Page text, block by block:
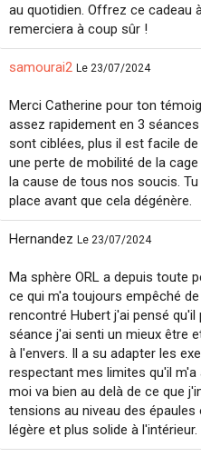
au quotidien. Offrez ce cadeau
remerciera à coup sûr !
samourai2 Le 23/07/2024
Merci Catherine pour ton
assez rapidement en 3
sont ciblées, plus il est facile
une perte de mobilité de la
la cause de tous nos soucis.
place avant que cela dégénère.
Hernandez Le 23/07/2024
Ma sphère ORL a depuis toute
ce qui m'a toujours empêché
rencontré Hubert j'ai pensé qu'il
séance j'ai senti un mieux être
à l'envers. Il a su adapter les
respectant mes limites qu'il
moi va bien au delà de ce que
tensions au niveau des
légère et plus solide à l'intérieur.